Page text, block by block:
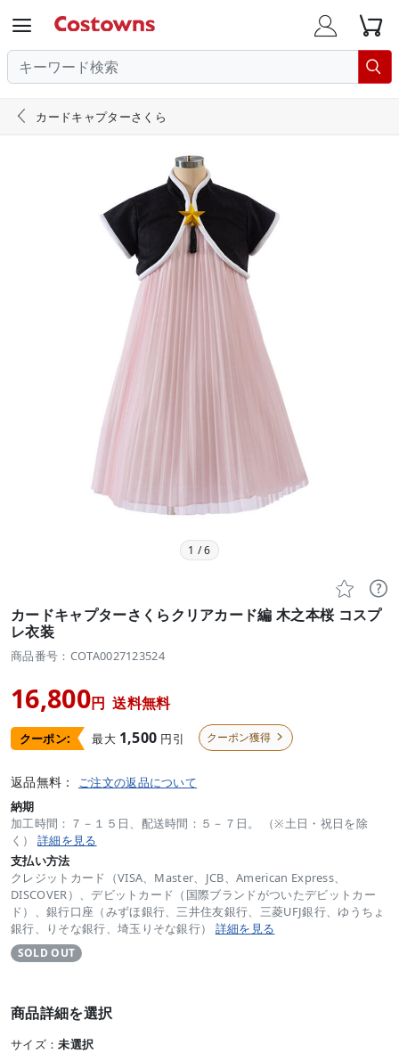
  

 カードキャプターさくら
1 /6
 
カードキャプターさくらクリアカード編 木之本桜 コスプ
レ衣装
商品番号：COTA0027123524
16,800円 送料無料
クーポン: 最大 1,500 円引 クーポン獲得 
返品無料： ご注文の返品について
納期
加工時間：７－１５日、配送時間：５－７日。 （※土日・祝日を除
く） 詳細を見る
支払い方法
クレジットカード（VISA、Master、JCB、American Express、
DISCOVER）、デビットカード（国際ブランドがついたデビットカー
ド）、銀行口座（みずほ銀行、三井住友銀行、三菱UFJ銀行、ゆうちょ
銀行、りそな銀行、埼玉りそな銀行） 詳細を見る
SOLD OUT
商品詳細を選択
サイズ：未選択